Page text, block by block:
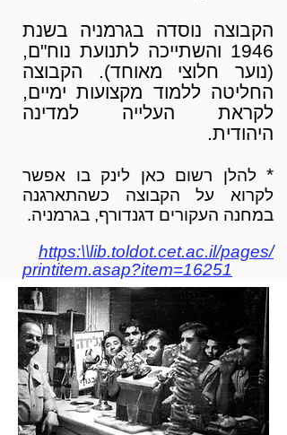
הקבוצה נוסדה בגרמניה בשנת
1946 והשתייכה לתנועת נוח"ם,
(נוער חלוצי מאוחד). הקבוצה
החליטה ללמוד מקצועות ימיים,
לקראת העלייה למדינה
היהודית.
* להלן רשום כאן לינק בו אפשר
לקרוא על הקבוצה כשהתארגנה
במחנה העקורים דגנדורף, בגרמניה.
https:\\lib.toldot.cet.ac.il/pages/
printitem.asap?item=16251